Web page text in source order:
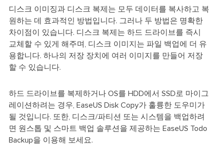
디스크 이미징과 디스크 복제는 모두 데이터를 복사하고 복
원하는 데 효과적인 방법입니다. 그러나 두 방법은 명확한
차이점이 있습니다. 디스크 복제는 하드 드라이브를 즉시
교체할 수 있게 해주며, 디스크 이미지는 파일 백업에 더 유
용합니다. 하나의 저장 장치에 여러 이미지를 만들어 저장
할 수 있습니다.
하드 드라이브를 복제하거나 OS를 HDD에서 SSD로 마이그
레이션하려는 경우, EaseUS Disk Copy가 훌륭한 도우미가
될 것입니다. 또한, 디스크/파티션 또는 시스템을 백업하려
면 원스톱 및 스마트 백업 솔루션을 제공하는 EaseUS Todo
Backup을 이용해 보세요.